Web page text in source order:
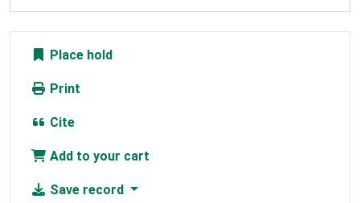
Place hold
Print
Cite
Add to your cart
Save record